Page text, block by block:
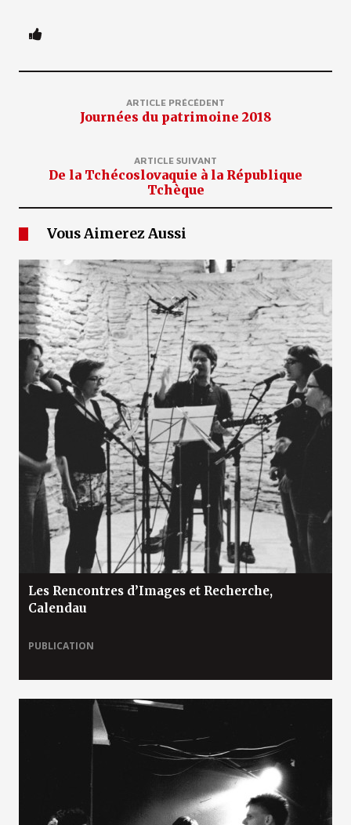
ARTICLE PRÉCÉDENT
Journées du patrimoine 2018
ARTICLE SUIVANT
De la Tchécoslovaquie à la République
Tchèque
Vous Aimerez Aussi
Les Rencontres d’Images et Recherche,
Calendau
PUBLICATION